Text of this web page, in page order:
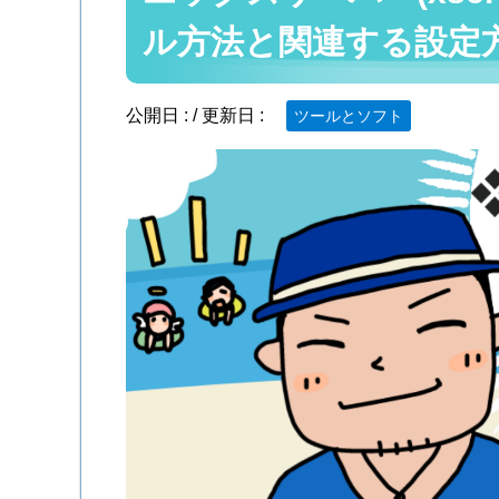
ル方法と関連する設定
公開日 : / 更新日 : ツールとソフト